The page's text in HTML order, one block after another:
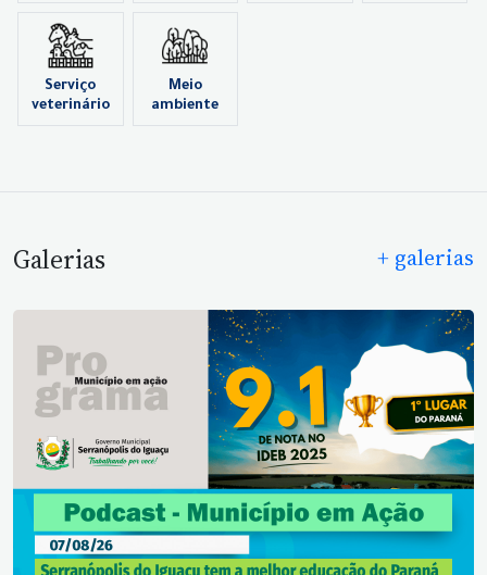
Serviço
veterinário
Meio
ambiente
Galerias + galerias